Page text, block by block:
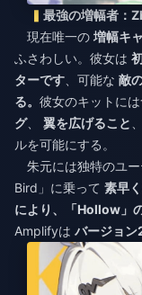
最強の増幅者：
現在唯一の 増幅キ
ふさわしい。彼女は
ターです 、可能な 敵
る。 彼女のキットに
グ、 翼を広げること
ルを可能にする。
朱元には独特のユ
Bird」に乗って 素早く
により、「Hollow」
Amplifyは バージョン